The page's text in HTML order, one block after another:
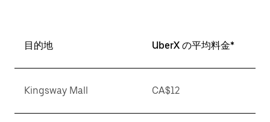
目的地 UberX の平均料金*
Kingsway Mall CA$12